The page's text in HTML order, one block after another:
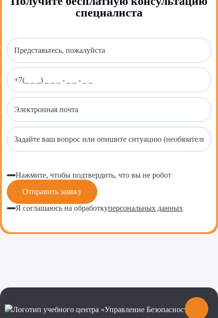
специалиста
Нажмите, чтобы подтвердить, что вы не робот
Я соглашаюсь на обработкуперсональных данных